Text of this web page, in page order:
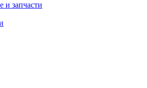
запчасти